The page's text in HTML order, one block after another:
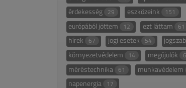
érdekesség 29 eszközeink 151
európából jöttem 12 ezt láttam 61
hírek 67 jogi esetek 54
környezetvédelem 14 megújulók
méréstechnika 61 munkavédelem
napenergia 17